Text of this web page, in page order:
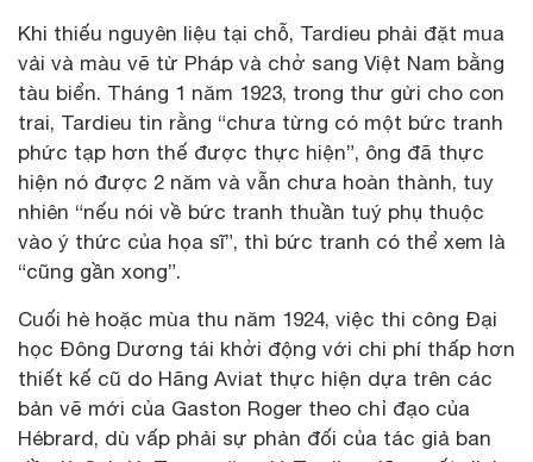
Khi thiếu nguyên liệu tại chỗ, Tardieu phải đặt mua
vải và màu vẽ từ Pháp và chở sang Việt Nam bằng
tàu biển. Tháng 1 năm 1923, trong thư gửi cho con
trai, Tardieu tin rằng “chưa từng có một bức tranh
phức tạp hơn thế được thực hiện”, ông đã thực
hiện nó được 2 năm và vẫn chưa hoàn thành, tuy
nhiên “nếu nói về bức tranh thuần tuý phụ thuộc
vào ý thức của họa sĩ”, thì bức tranh có thể xem là
“cũng gần xong”.
Cuối hè hoặc mùa thu năm 1924, việc thi công Đại
học Đông Dương tái khởi động với chi phí thấp hơn
thiết kế cũ do Hãng Aviat thực hiện dựa trên các
bản vẽ mới của Gaston Roger theo chỉ đạo của
Hébrard, dù vấp phải sự phản đối của tác giả ban